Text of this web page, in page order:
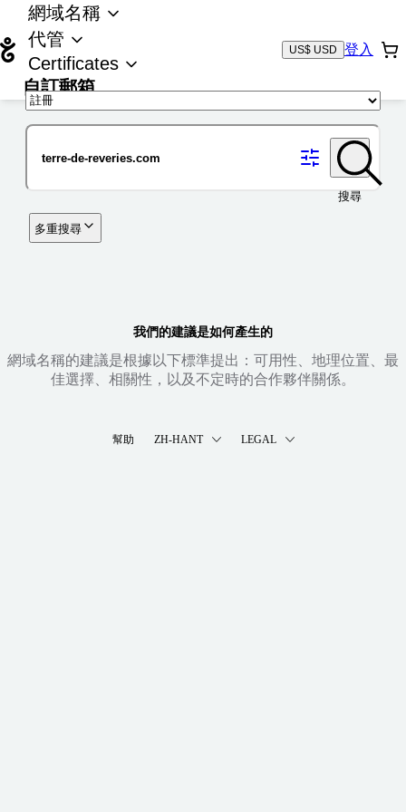
網域名稱
代管
Certificates
自訂郵箱
US$ USD 登入
搜尋
多重搜尋
我們的建議是如何產生的
網域名稱的建議是根據以下標準提出：可用性、地理位置、最
佳選擇、相關性，以及不定時的合作夥伴關係。
幫助 ZH-HANT LEGAL